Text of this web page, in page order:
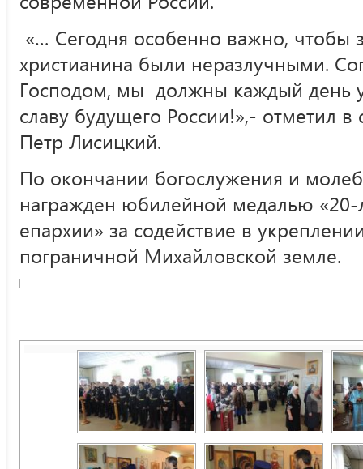
«… Сегодня особенно важно, чтобы
христианина были неразлучными.
Господом, мы должны каждый день
славу будущего России!»,- отметил
Петр Лисицкий.
По окончании богослужения и
награжден юбилейной медалью
епархии» за содействие в
пограничной Михайловской земле.